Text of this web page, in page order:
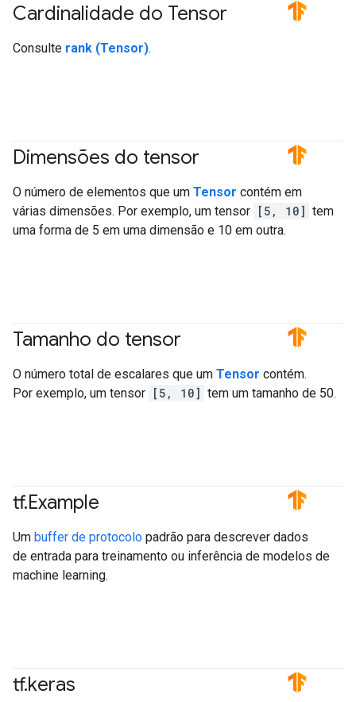
Cardinalidade do Tensor #TensorFlow
Consulte rank (Tensor).
Dimensões do tensor #TensorFlow
O número de elementos que um Tensor contém em
várias dimensões. Por exemplo, um tensor [5, 10] tem
uma forma de 5 em uma dimensão e 10 em outra.
Tamanho do tensor #TensorFlow
O número total de escalares que um Tensor contém.
Por exemplo, um tensor [5, 10] tem um tamanho de 50.
tf.Example #TensorFlow
Um buffer de protocolo padrão para descrever dados
de entrada para treinamento ou inferência de modelos de
machine learning.
tf.keras #TensorFlow